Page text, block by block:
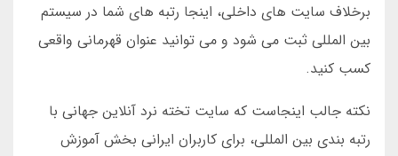
برخلاف سایت های داخلی، اینجا رتبه های شما در سیستم
بین المللی ثبت می شود و می توانید عنوان قهرمانی واقعی
کسب کنید.
نکته جالب اینجاست که سایت تخته نرد آنلاین جهانی با
رتبه بندی بین المللی، برای کاربران ایرانی بخش آموزش